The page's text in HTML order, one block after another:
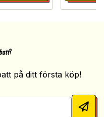
?
på ditt första köp!